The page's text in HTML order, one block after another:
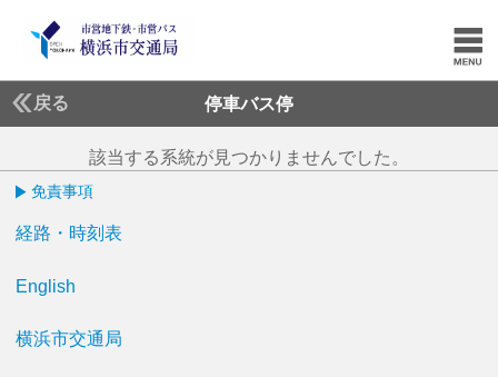
戻る 停車バス停
該当する系統が見つかりませんでした。
免責事項
経路・時刻表
English
横浜市交通局